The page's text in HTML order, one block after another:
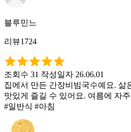
블루민느
리뷰1724
조회수 31 작성일자 26.06.01
집에서 만든 간장비빔국수예요. 삶
맛있게 즐길 수 있어요. 여름에 자
#일반식 #아침